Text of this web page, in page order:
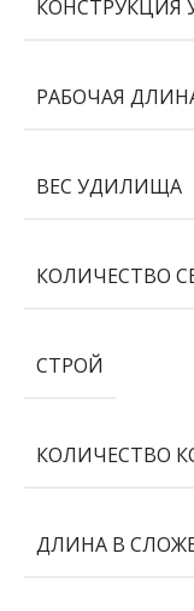
РАБОЧАЯ
ВЕС УДИЛИЩА
КОЛИЧЕСТВО
СТРОЙ
КОЛИЧЕСТВО
ДЛИНА В